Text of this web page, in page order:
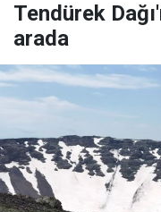
Tendürek
arada